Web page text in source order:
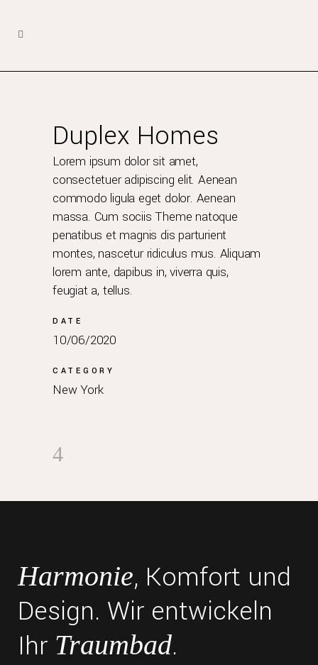
Duplex Homes
Lorem ipsum dolor sit amet,
consectetuer adipiscing elit. Aenean
commodo ligula eget dolor. Aenean
massa. Cum sociis Theme natoque
penatibus et magnis dis parturient
montes, nascetur ridiculus mus. Aliquam
lorem ante, dapibus in, viverra quis,
feugiat a, tellus.
DATE
10/06/2020
CATEGORY
New York
Harmonie, Komfort und
Design. Wir entwickeln
Ihr Traumbad.